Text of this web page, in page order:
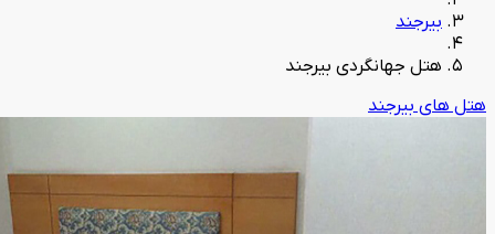
بیرجند
هتل جهانگردی بیرجند
هتل های بیرجند